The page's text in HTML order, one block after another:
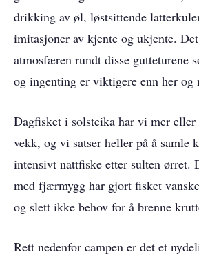
drikking av øl, løstsittende
imitasjoner av kjente og ukjente.
atmosfæren rundt disse gutteturene
og ingenting er viktigere enn her og
Dagfisket i solsteika har vi mer
vekk, og vi satser heller på å samle
intensivt nattfiske etter sulten ørret.
med fjærmygg har gjort fisket
og slett ikke behov for å brenne
Rett nedenfor campen er det et